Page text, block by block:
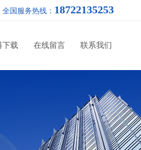
全国服务热线： 18722135253
下载 在线留言 联系我们